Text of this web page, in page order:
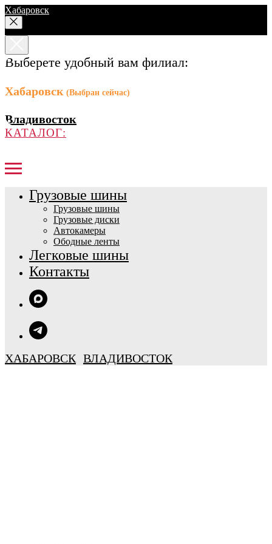
Хабаровск
Выберете удобный вам филиал:
Хабаровск (Выбран сейчас)
Владивосток
КАТАЛОГ:
Грузовые шины
Грузовые шины
Грузовые диски
Автокамеры
Ободные ленты
Легковые шины
Контакты
ХАБАРОВСК ВЛАДИВОСТОК